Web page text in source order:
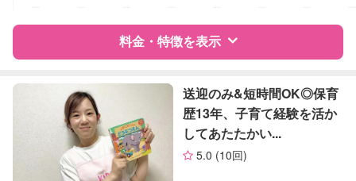
料金・特徴を表示
特徴 料金 レビュー
サポートの特徴
企業型割引対象(旧内閣府補助対象)
送迎のみ&短時間OK◎保育
歴13年、子育て経験を活か
してあたたかい...
5.0 (10回)